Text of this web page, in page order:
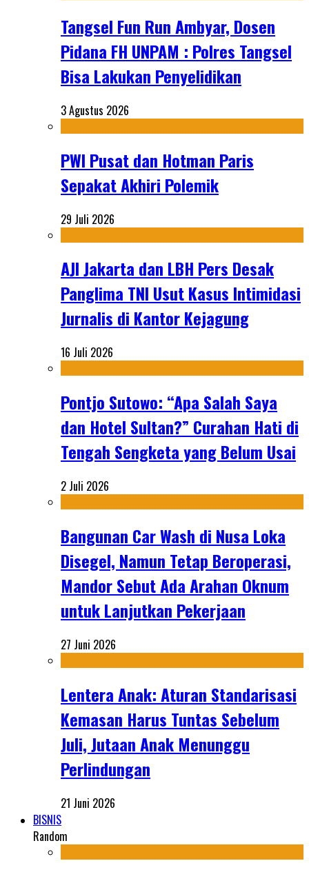
Tangsel Fun Run Ambyar, Dosen
Pidana FH UNPAM : Polres Tangsel
Bisa Lakukan Penyelidikan
3 Agustus 2026
PWI Pusat dan Hotman Paris
Sepakat Akhiri Polemik
29 Juli 2026
AJI Jakarta dan LBH Pers Desak
Panglima TNI Usut Kasus Intimidasi
Jurnalis di Kantor Kejagung
16 Juli 2026
Pontjo Sutowo: “Apa Salah Saya
dan Hotel Sultan?” Curahan Hati di
Tengah Sengketa yang Belum Usai
2 Juli 2026
Bangunan Car Wash di Nusa Loka
Disegel, Namun Tetap Beroperasi,
Mandor Sebut Ada Arahan Oknum
untuk Lanjutkan Pekerjaan
27 Juni 2026
Lentera Anak: Aturan Standarisasi
Kemasan Harus Tuntas Sebelum
Juli, Jutaan Anak Menunggu
Perlindungan
21 Juni 2026
BISNIS
Random